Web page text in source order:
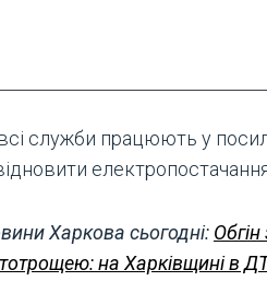
служби працюють у
Харкова сьогодні:
на Харківщині в